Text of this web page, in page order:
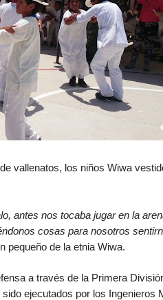
vallenatos, los niños Wiwa
antes nos tocaba jugar en la
cosas para nosotros
pequeño de la etnia Wiwa.
a través de la Primera
ejecutados por los Ingenieros